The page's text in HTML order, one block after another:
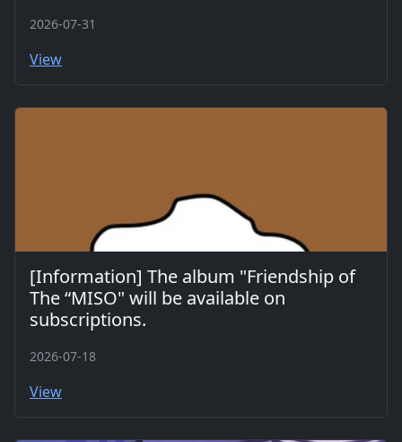
2026-07-31
View
[Information] The album "Friendship of
The “MISO" will be available on
subscriptions.
2026-07-18
View